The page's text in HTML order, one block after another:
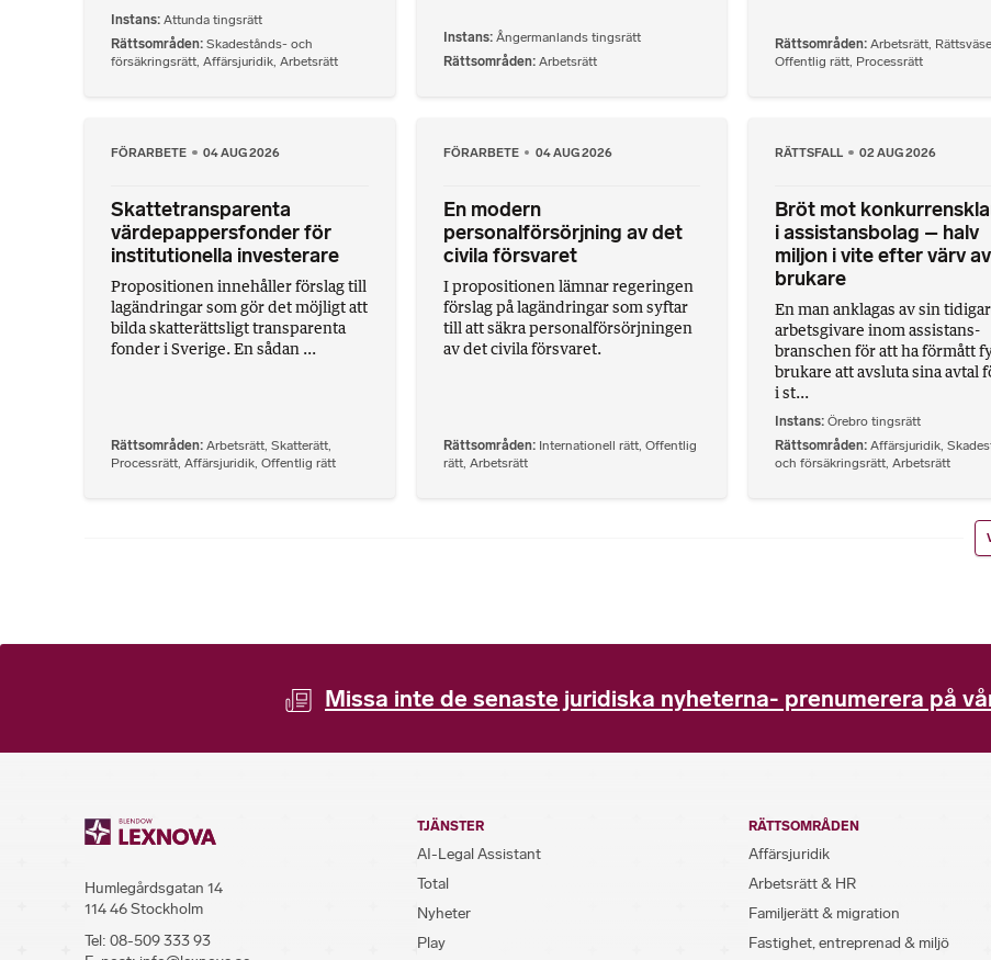
Instans Attunda tingsrätt
Rättsområden Skadestånds- och
försäkringsrätt Affärsjuridik Arbetsrätt
Instans Ångermanlands tingsrätt
Rättsområden Arbetsrätt
Rättsområden Arbetsrätt
Offentlig rätt Processrätt
FÖRARBETE 04 AUG 2026
Skattetransparenta
värdepappersfonder för
institutionella investerare
Propositionen innehåller förslag till
lagändringar som gör det möjligt att
bilda skatterättsligt transparenta
fonder i Sverige. En sådan ...
Rättsområden Arbetsrätt, Skatterätt,
Processrätt, Affärsjuridik, Offentlig rätt
FÖRARBETE 04 AUG 2026
En modern
personalförsörjning av det
civila försvaret
I propositionen lämnar regeringen
förslag på lagändringar som syftar
till att säkra personalförsörjningen
av det civila försvaret.
Rättsområden Internationell rätt, Offentlig
rätt, Arbetsrätt
RÄTTSFALL 02 AUG 2026
Bröt mot
i assistansbolag – halv
miljon i vite efter värv av
brukare
En man anklagas av sin
arbetsgivare inom assistans-
branschen för att ha förmått
brukare att avsluta sina avtal
i st...
Instans Örebro tingsrätt
Rättsområden Affärsjuridik,
och försäkringsrätt, Arbetsrätt
Missa inte de senaste juridiska nyheterna- prenumerera på
Humlegårdsgatan 14
114 46 Stockholm
Tel: 08-509 333 93
TJÄNSTER
AI-Legal Assistant
Total
Nyheter
Play
RÄTTSOMRÅDEN
Affärsjuridik
Arbetsrätt & HR
Familjerätt & migration
Fastighet, entreprenad & miljö